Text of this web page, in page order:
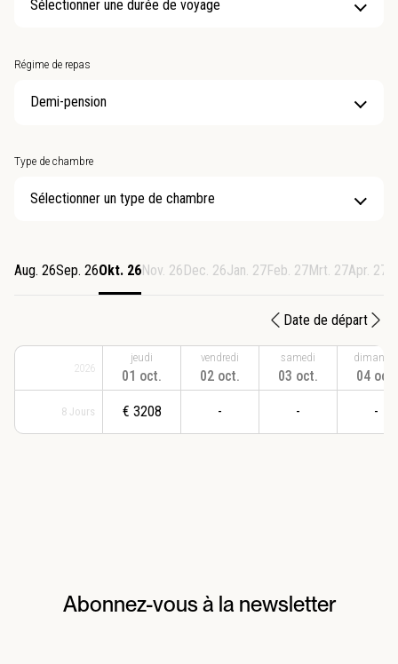
Sélectionner une durée de voyage
Régime de repas
Type de chambre
Sélectionner un type de chambre
Aug. 26Sep. 26Okt. 26Nov. 26 Dec. 26Jan. 27Feb. 27Mrt. 27Apr. 27
Date de départ
2026
8 Jours
jeudi
01 oct.
€ 3208
vendredi
02 oct.
-
samedi
03 oct.
-
04 oct.
-
Abonnez-vous à la newsletter